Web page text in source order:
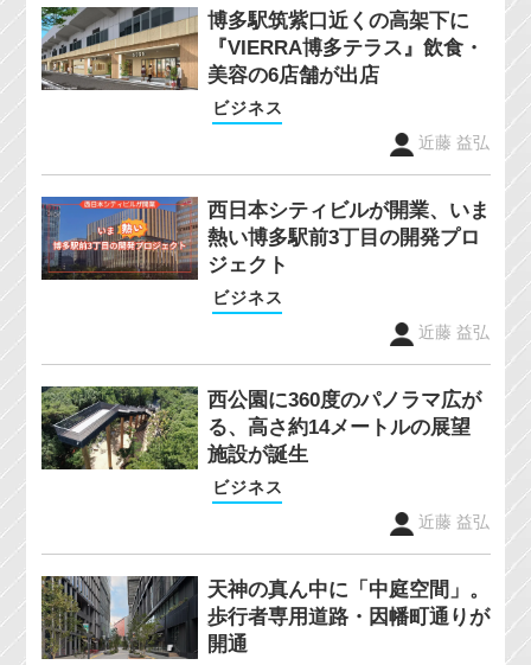
博多駅筑紫口近くの高架下に
『VIERRA博多テラス』飲食・
美容の6店舗が出店
ビジネス
近藤 益弘
西日本シティビルが開業、いま
熱い博多駅前3丁目の開発プロ
ジェクト
ビジネス
近藤 益弘
西公園に360度のパノラマ広が
る、高さ約14メートルの展望
施設が誕生
ビジネス
近藤 益弘
天神の真ん中に「中庭空間」。
歩行者専用道路・因幡町通りが
開通